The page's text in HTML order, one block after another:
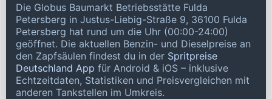
Die Globus Baumarkt Betriebsstätte Fulda
Petersberg in Justus-Liebig-Straße 9, 36100 Fulda
Petersberg hat rund um die Uhr (00:00-24:00)
geöffnet. Die aktuellen Benzin- und Dieselpreise an
den Zapfsäulen findest du in der Spritpreise
Deutschland App für Android & iOS – inklusive
Echtzeitdaten, Statistiken und Preisvergleichen mit
anderen Tankstellen im Umkreis.